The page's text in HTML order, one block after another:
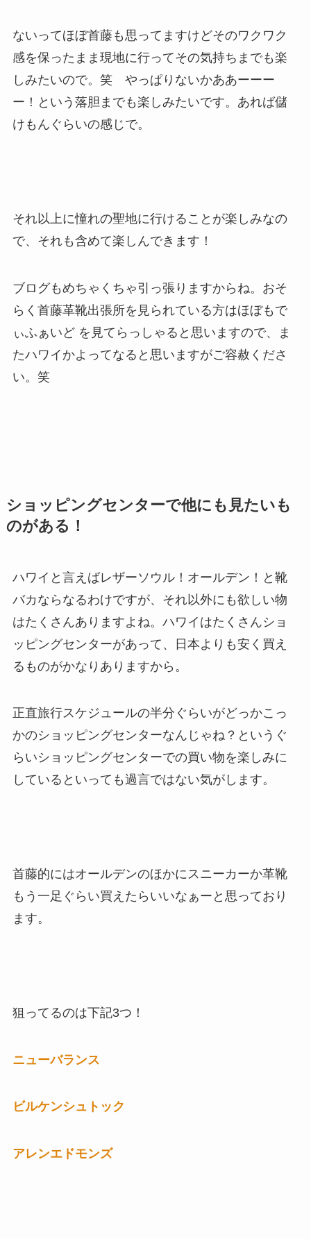
ないってほぼ首藤も思ってますけどそのワクワク
感を保ったまま現地に行ってその気持ちまでも楽
しみたいので。笑 やっぱりないかああーーー
ー！という落胆までも楽しみたいです。あれば儲
けもんぐらいの感じで。
それ以上に憧れの聖地に行けることが楽しみなの
で、それも含めて楽しんできます！
ブログもめちゃくちゃ引っ張りますからね。おそ
らく首藤革靴出張所を見られている方はほぼもで
ぃふぁいど を見てらっしゃると思いますので、ま
たハワイかよってなると思いますがご容赦くださ
い。笑
ショッピングセンターで他にも見たいも
のがある！
ハワイと言えばレザーソウル！オールデン！と靴
バカならなるわけですが、それ以外にも欲しい物
はたくさんありますよね。ハワイはたくさんショ
ッピングセンターがあって、日本よりも安く買え
るものがかなりありますから。
正直旅行スケジュールの半分ぐらいがどっかこっ
かのショッピングセンターなんじゃね？というぐ
らいショッピングセンターでの買い物を楽しみに
しているといっても過言ではない気がします。
首藤的にはオールデンのほかにスニーカーか革靴
もう一足ぐらい買えたらいいなぁーと思っており
ます。
狙ってるのは下記3つ！
ニューバランス
ビルケンシュトック
アレンエドモンズ